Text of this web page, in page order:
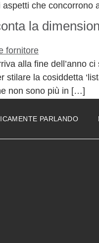
aspetti che
la
alla fine dell’anno
stilare la cosiddetta
non sono più in […]
PARLANDO